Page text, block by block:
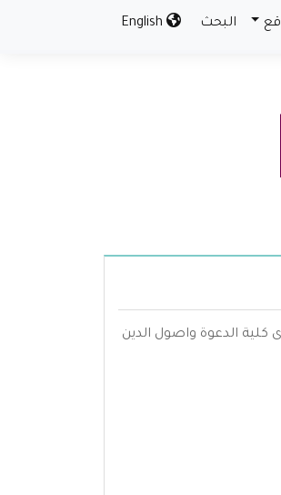
البحث
الدعوة واصول الدين